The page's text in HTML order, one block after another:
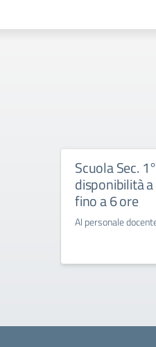
Scuola Sec.
disponibilità
fino a 6 ore
Al personale